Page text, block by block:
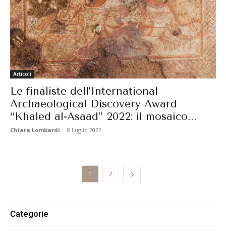
Articoli
Le finaliste dell’International
Archaeological Discovery Award
“Khaled al-Asaad” 2022: il mosaico...
Chiara Lombardi - 8 Luglio 2022
1 2
Categorie